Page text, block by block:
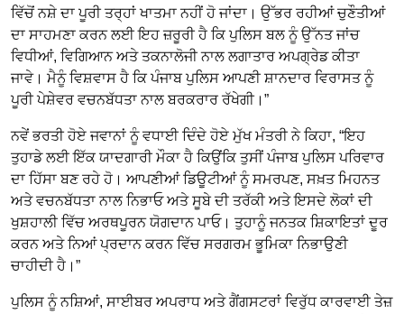
ਵਿੱਚੋਂ ਨਸ਼ੇ ਦਾ ਪੂਰੀ ਤਰ੍ਹਾਂ ਖਾਤਮਾ ਨਹੀਂ ਹੋ ਜਾਂਦਾ। ਉੱਭਰ ਰਹੀਆਂ ਚੁਣੌਤੀਆਂ
ਦਾ ਸਾਹਮਣਾ ਕਰਨ ਲਈ ਇਹ ਜ਼ਰੂਰੀ ਹੈ ਕਿ ਪੁਲਿਸ ਬਲ ਨੂੰ ਉੱਨਤ ਜਾਂਚ
ਵਿਧੀਆਂ, ਵਿਗਿਆਨ ਅਤੇ ਤਕਨਾਲੋਜੀ ਨਾਲ ਲਗਾਤਾਰ ਅਪਗ੍ਰੇਡ ਕੀਤਾ
ਜਾਵੇ। ਮੈਨੂੰ ਵਿਸ਼ਵਾਸ ਹੈ ਕਿ ਪੰਜਾਬ ਪੁਲਿਸ ਆਪਣੀ ਸ਼ਾਨਦਾਰ ਵਿਰਾਸਤ ਨੂੰ
ਪੂਰੀ ਪੇਸ਼ੇਵਰ ਵਚਨਬੱਧਤਾ ਨਾਲ ਬਰਕਰਾਰ ਰੱਖੇਗੀ।”
ਨਵੇਂ ਭਰਤੀ ਹੋਏ ਜਵਾਨਾਂ ਨੂੰ ਵਧਾਈ ਦਿੰਦੇ ਹੋਏ ਮੁੱਖ ਮੰਤਰੀ ਨੇ ਕਿਹਾ, “ਇਹ
ਤੁਹਾਡੇ ਲਈ ਇੱਕ ਯਾਦਗਾਰੀ ਮੌਕਾ ਹੈ ਕਿਉਂਕਿ ਤੁਸੀਂ ਪੰਜਾਬ ਪੁਲਿਸ ਪਰਿਵਾਰ
ਦਾ ਹਿੱਸਾ ਬਣ ਰਹੇ ਹੋ। ਆਪਣੀਆਂ ਡਿਊਟੀਆਂ ਨੂੰ ਸਮਰਪਣ, ਸਖ਼ਤ ਮਿਹਨਤ
ਅਤੇ ਵਚਨਬੱਧਤਾ ਨਾਲ ਨਿਭਾਓ ਅਤੇ ਸੂਬੇ ਦੀ ਤਰੱਕੀ ਅਤੇ ਇਸਦੇ ਲੋਕਾਂ ਦੀ
ਖੁਸ਼ਹਾਲੀ ਵਿੱਚ ਅਰਥਪੂਰਨ ਯੋਗਦਾਨ ਪਾਓ। ਤੁਹਾਨੂੰ ਜਨਤਕ ਸ਼ਿਕਾਇਤਾਂ ਦੂਰ
ਕਰਨ ਅਤੇ ਨਿਆਂ ਪ੍ਰਦਾਨ ਕਰਨ ਵਿੱਚ ਸਰਗਰਮ ਭੂਮਿਕਾ ਨਿਭਾਉਣੀ
ਚਾਹੀਦੀ ਹੈ।”
ਪੁਲਿਸ ਨੂੰ ਨਸ਼ਿਆਂ, ਸਾਈਬਰ ਅਪਰਾਧ ਅਤੇ ਗੈਂਗਸਟਰਾਂ ਵਿਰੁੱਧ ਕਾਰਵਾਈ ਤੇਜ਼